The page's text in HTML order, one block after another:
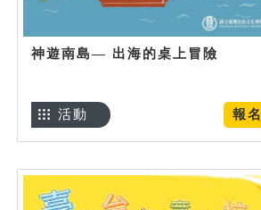
神遊南島— 出海的桌上冒險
報名
活動